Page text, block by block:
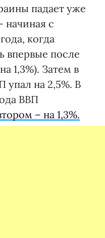
падает уже
начиная с
когда
впервые после
1,3%). Затем в
упал на 2,5%. В
ВВП
– на 1,3%.